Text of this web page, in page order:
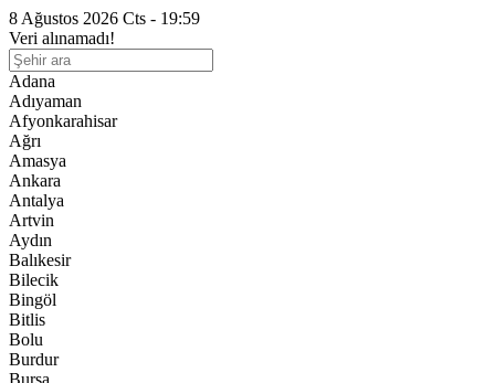
8 Ağustos 2026 Cts - 19:59
Veri alınamadı!
Adana
Adıyaman
Afyonkarahisar
Ağrı
Amasya
Ankara
Antalya
Artvin
Aydın
Balıkesir
Bilecik
Bingöl
Bitlis
Bolu
Burdur
Bursa